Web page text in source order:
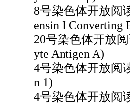
8号染色体开放阅
ensin I Converting
20号染色体开放
yte Antigen A)
4号染色体开放阅
n 1)
4号染色体开放阅